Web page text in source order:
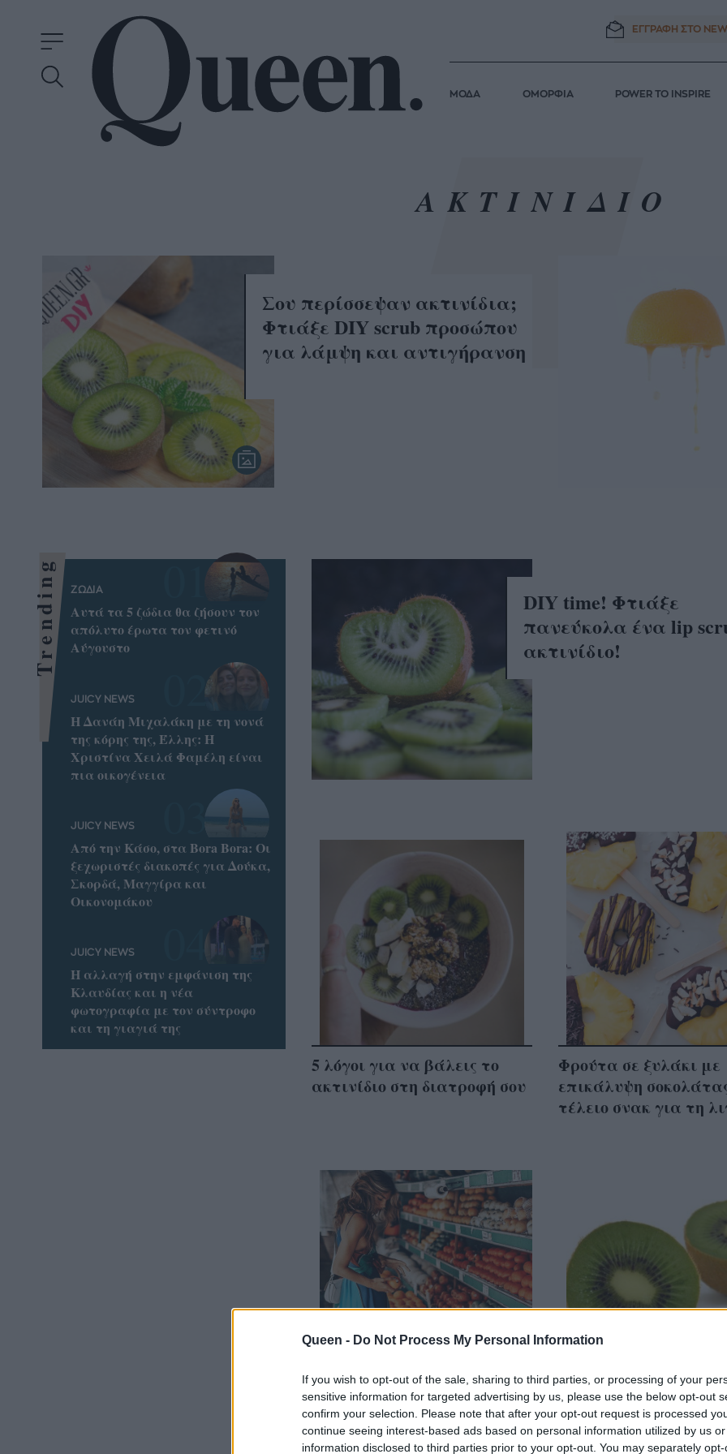
Queen - Do Not Process My Personal Information
If you wish to opt-out of the sale, sharing to third parties, or processing of your
sensitive information for targeted advertising by us, please use the below opt-out
confirm your selection. Please note that after your opt-out request is processed
continue seeing interest-based ads based on personal information utilized by us
information disclosed to third parties prior to your opt-out. You may separately
ΕΓΓΡΑΦΗ ΣΤΟ
ΜΟΔΑ ΟΜΟΡΦΙΑ POWER TO INSPIRE
ΑΚΤΙΝΙΔΙΟ
Σου περίσσεψαν ακτινίδια;
Φτιάξε DIY scrub προσώπου
για λάμψη και αντιγήρανση
DIY time! Φτιάξε
πανεύκολα ένα lip
ακτινίδιο!
5 λόγοι για να βάλεις το
ακτινίδιο στη διατροφή σου
Φρούτα σε ξυλάκι με
επικάλυψη
τέλειο σνακ για τη
5 φρούτα που καθαρίζεις
λάθος και δεν το ξέρεις. Σε
συγχωρούμε
Αυτό είναι το κόλπο
καθαρίσεις ένα
μέσα σε 30’’(video)
Trending ΖΩΔΙΑ
Αυτά τα 5 ζώδια θα ζήσουν τον
απόλυτο έρωτα τον φετινό
Αύγουστο
JUICY NEWS
Η Δανάη Μιχαλάκη με τη νονά
της κόρης της, Έλλης: Η
Χριστίνα Χειλά Φαμέλη είναι
πια οικογένεια
JUICY NEWS
Από την Κάσο, στα Bora Bora: Οι
ξεχωριστές διακοπές για Δούκα,
Σκορδά, Μαγγίρα και
Οικονομάκου
JUICY NEWS
Η αλλαγή στην εμφάνιση της
Κλαυδίας και η νέα
φωτογραφία με τον σύντροφο
και τη γιαγιά της